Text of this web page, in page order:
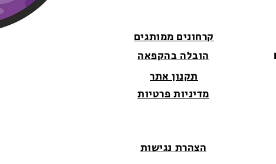
קרחונים ממותגים
הובלה בהקפאה
תקנון אתר
מדיניות פרטיות
הצהרת נגישות